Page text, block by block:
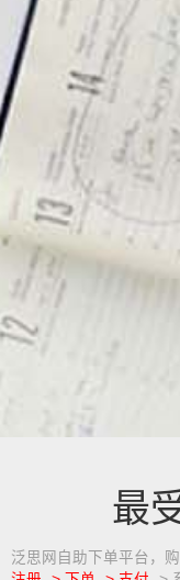
最
泛思网自助下单平台，